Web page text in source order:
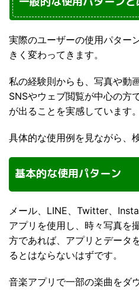
実際のユーザーの使用パター
きく変わってきます。
私の経験則からも、写真や動
SNSやウェブ閲覧が中心の方
が出ることを実感しています。
具体的な使用例を見ながら、
基本的な使用パターン
メール、LINE、Twitter、
アプリを使用し、時々写真を
方であれば、アプリとデータ
るとはならないはずです。
音楽アプリで一部の楽曲をダ